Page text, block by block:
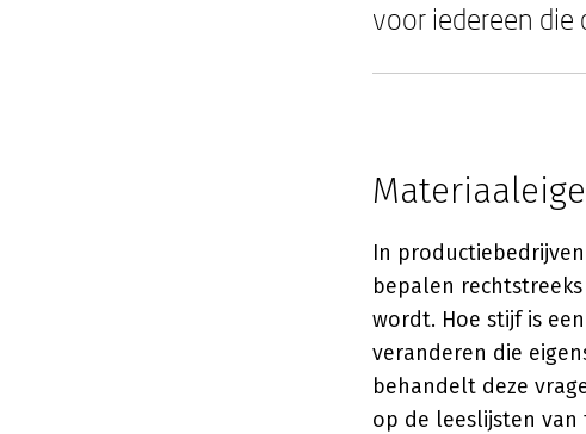
voor iedereen die
In
bepalen
wordt. Hoe stijf is
veranderen die
behandelt deze
op de leeslijsten van